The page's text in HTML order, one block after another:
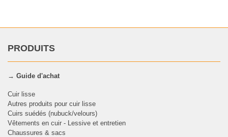
PRODUITS
→ Guide d'achat
Cuir lisse
Autres produits pour cuir lisse
Cuirs suédés (nubuck/velours)
Vêtements en cuir - Lessive et entretien
Chaussures & sacs